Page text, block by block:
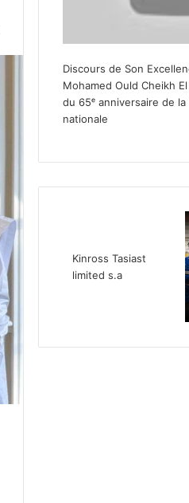
Discours de Son
Mohamed Ould Cheikh
du 65ᵉ anniversaire de
nationale
Kinross Tasiast
limited s.a